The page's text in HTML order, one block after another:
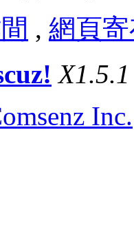
, 網頁
X1.5.1
Inc.